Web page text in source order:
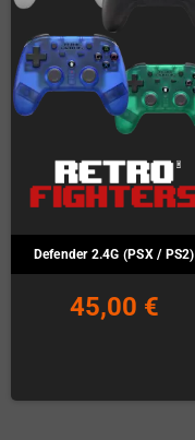
Defender 2.4G (PSX / PS2)
45,00 €